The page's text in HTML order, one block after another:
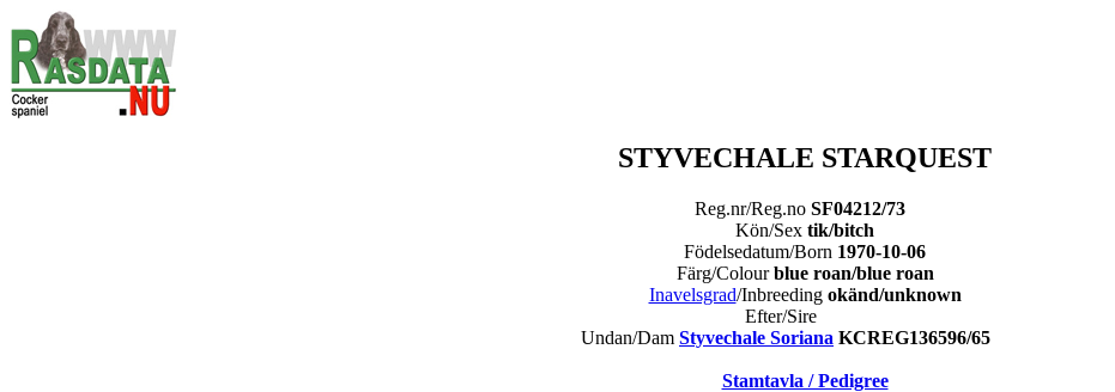
STYVECHALE STARQUEST
Reg.nr/Reg.no SF04212/73
Kön/Sex tik/bitch
Födelsedatum/Born 1970-10-06
Färg/Colourblue roan/blue roan
Inavelsgrad/Inbreeding okänd/unknown
Efter/Sire
Undan/Dam Styvechale Soriana KCREG136596/65
Stamtavla / Pedigree